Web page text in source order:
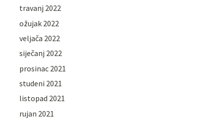
travanj 2022
ožujak 2022
veljača 2022
siječanj 2022
prosinac 2021
studeni 2021
listopad 2021
rujan 2021